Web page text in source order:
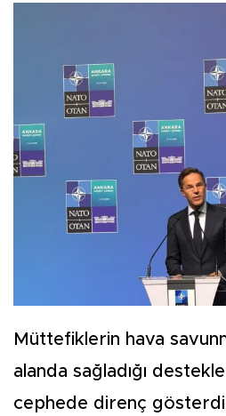
Müttefiklerin hava
alanda sağladığı
cephede direnç